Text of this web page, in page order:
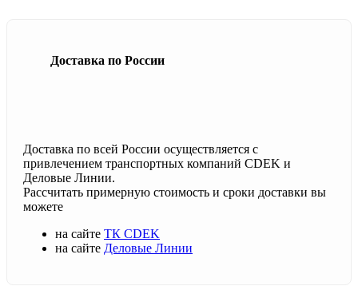
Доставка по России
Доставка по всей России осуществляется с
привлечением транспортных компаний CDEK и
Деловые Линии.
Рассчитать примерную стоимость и сроки доставки вы
можете
на сайте ТК CDEK
на сайте Деловые Линии